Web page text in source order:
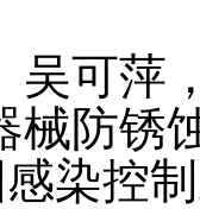
可萍，
械防锈
感染控